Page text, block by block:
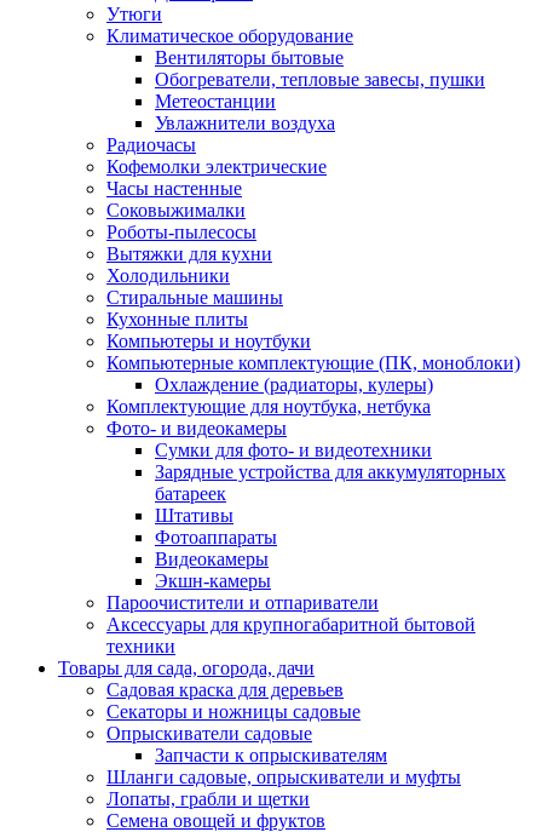
Утюги
Климатическое оборудование
Вентиляторы бытовые
Обогреватели, тепловые завесы, пушки
Метеостанции
Увлажнители воздуха
Радиочасы
Кофемолки электрические
Часы настенные
Соковыжималки
Роботы-пылесосы
Вытяжки для кухни
Холодильники
Стиральные машины
Кухонные плиты
Компьютеры и ноутбуки
Компьютерные комплектующие (ПК, моноблоки)
Охлаждение (радиаторы, кулеры)
Комплектующие для ноутбука, нетбука
Фото- и видеокамеры
Сумки для фото- и видеотехники
Зарядные устройства для аккумуляторных
батареек
Штативы
Фотоаппараты
Видеокамеры
Экшн-камеры
Пароочистители и отпариватели
Аксессуары для крупногабаритной бытовой
техники
Товары для сада, огорода, дачи
Садовая краска для деревьев
Секаторы и ножницы садовые
Опрыскиватели садовые
Запчасти к опрыскивателям
Шланги садовые, опрыскиватели и муфты
Лопаты, грабли и щетки
Семена овощей и фруктов